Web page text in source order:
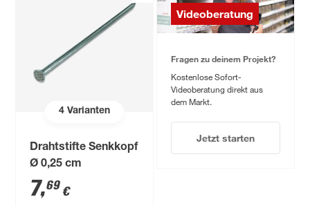
4Varianten
Drahtstifte Senkkopf
Ø 0,25 cm
7,69 €
Videoberatung
Fragen zu deinem Projekt?
Kostenlose Sofort-
Videoberatung direkt aus
dem Markt.
Jetzt starten